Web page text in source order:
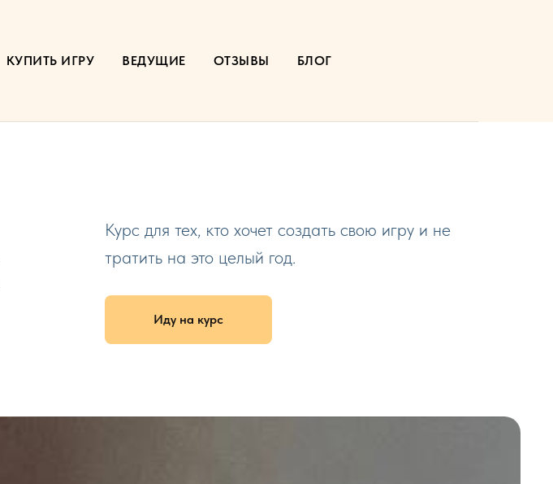
КУПИТЬ ИГРУ ВЕДУЩИЕ ОТЗЫВЫ БЛОГ
Курс для тех, кто хочет создать свою игру и не
тратить на это целый год.
Иду на курс